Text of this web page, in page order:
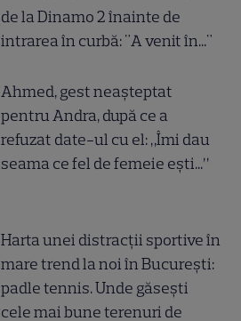
de la Dinamo 2 înainte de
intrarea în curbă: "A venit în..."
Ahmed, gest neașteptat
pentru Andra, după ce a
refuzat date-ul cu el: „Îmi dau
seama ce fel de femeie ești...”
Harta unei distracții sportive în
mare trend la noi în București:
padle tennis. Unde găsești
cele mai bune terenuri de